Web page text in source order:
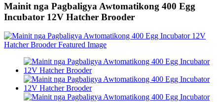
Mainit nga Pagbaligya Awtomatikong 400 Egg
Incubator 12V Hatcher Brooder